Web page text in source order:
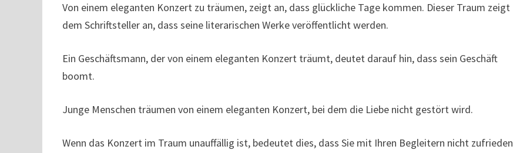
Von einem eleganten Konzert zu träumen, zeigt an, dass glückliche Tage kommen. Dieser Traum zeigt
dem Schriftsteller an, dass seine literarischen Werke veröffentlicht werden.
Ein Geschäftsmann, der von einem eleganten Konzert träumt, deutet darauf hin, dass sein Geschäft
boomt.
Junge Menschen träumen von einem eleganten Konzert, bei dem die Liebe nicht gestört wird.
Wenn das Konzert im Traum unauffällig ist, bedeutet dies, dass Sie mit Ihren Begleitern nicht zufrieden